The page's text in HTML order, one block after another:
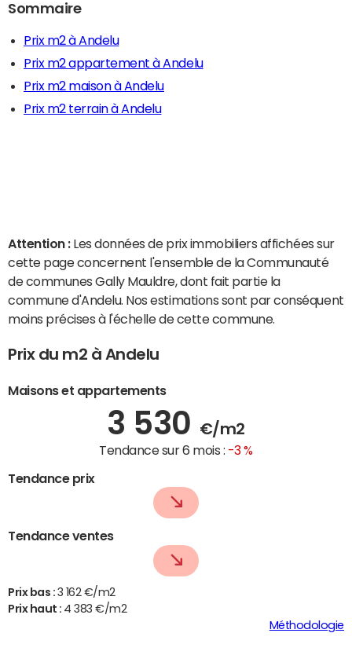
Sommaire
Prix m2 à Andelu
Prix m2 appartement à Andelu
Prix m2 maison à Andelu
Prix m2 terrain à Andelu
Attention : Les données de prix immobiliers affichées sur
cette page concernent l'ensemble de la Communauté
de communes Gally Mauldre, dont fait partie la
commune d'Andelu. Nos estimations sont par conséquent
moins précises à l'échelle de cette commune.
Prix du m2 à Andelu
Maisons et appartements
3 530 €/m2
Tendance sur 6 mois : -3 %
Tendance prix
Tendance ventes
Prix bas : 3 162 €/m2
Prix haut : 4 383 €/m2
Méthodologie